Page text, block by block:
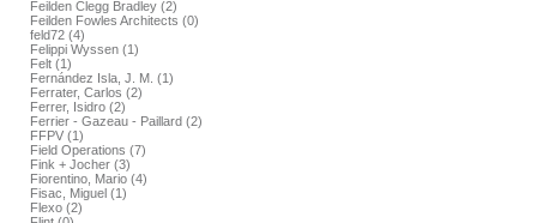
Feilden Clegg Bradley (2)
Feilden Fowles Architects (0)
feld72 (4)
Felippi Wyssen (1)
Felt (1)
Fernández Isla, J. M. (1)
Ferrater, Carlos (2)
Ferrer, Isidro (2)
Ferrier - Gazeau - Paillard (2)
FFPV (1)
Field Operations (7)
Fink + Jocher (3)
Fiorentino, Mario (4)
Fisac, Miguel (1)
Flexo (2)